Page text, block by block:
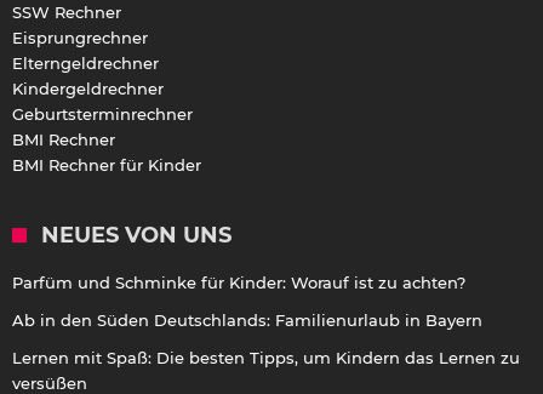
SSW Rechner
Eisprungrechner
Elterngeldrechner
Kindergeldrechner
Geburtsterminrechner
BMI Rechner
BMI Rechner für Kinder
NEUES VON UNS
Parfüm und Schminke für Kinder: Worauf ist zu achten?
Ab in den Süden Deutschlands: Familienurlaub in Bayern
Lernen mit Spaß: Die besten Tipps, um Kindern das Lernen zu
versüßen